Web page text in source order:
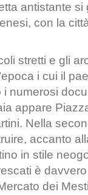
antistante si
con la
stretti e gli
i cui il
numerosi
appare
Nella
accanto
in stile
è
dei